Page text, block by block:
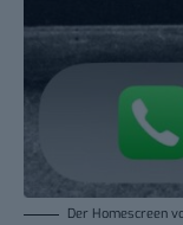
Der Homescreen